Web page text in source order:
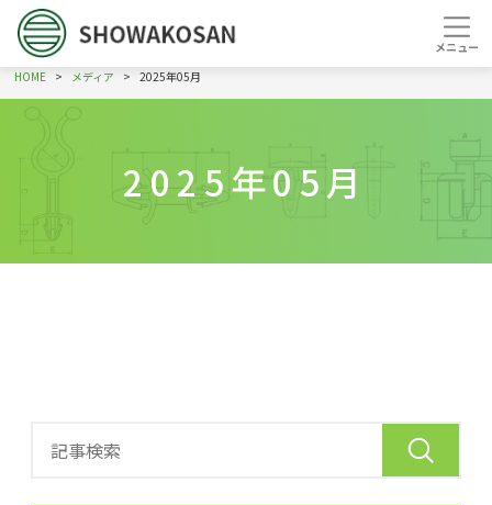
HOME メディア 2025年05月
2025年05月